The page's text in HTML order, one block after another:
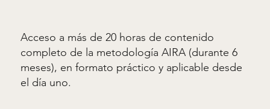
Acceso a más de 20 horas de contenido
completo de la metodología AIRA (durante 6
meses), en formato práctico y aplicable desde
el día uno.